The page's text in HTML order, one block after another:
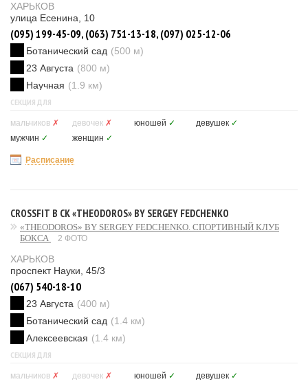
ХАРЬКОВ
улица Есенина, 10
(095) 199-45-09, (063) 751-13-18, (097) 025-12-06
Ботанический сад (500 м)
23 Августа (800 м)
Научная (1.9 км)
СЕКЦИЯ ДЛЯ
мальчиков ✗ девочек ✗ юношей ✓ девушек ✓
мужчин ✓ женщин ✓
Расписание
CROSSFIT В СК «THEODOROS» BY SERGEY FEDCHENKO
«THEODOROS» BY SERGEY FEDCHENKO. CПОРТИВНЫЙ КЛУБ
БОКСА
2 ФОТО
ХАРЬКОВ
проспект Науки, 45/3
(067) 540-18-10
23 Августа (400 м)
Ботанический сад (1.4 км)
Алексеевская (1.4 км)
СЕКЦИЯ ДЛЯ
мальчиков ✗ девочек ✗ юношей ✓ девушек ✓